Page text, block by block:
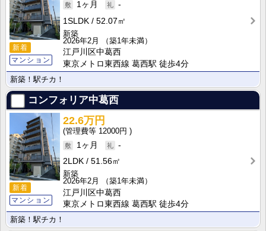
新着
マンション
1ヶ月
-
1SLDK
52.07㎡
新築
2026年2月
（築1年未満）
江戸川区中葛西
東京メトロ東西線 葛西駅 徒歩4分
新築！駅チカ！
コンフォリア中葛西
新着
マンション
22.6万円
12000円
1ヶ月
-
2LDK
51.56㎡
新築
2026年2月
（築1年未満）
江戸川区中葛西
東京メトロ東西線 葛西駅 徒歩4分
新築！駅チカ！